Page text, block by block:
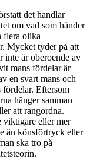
det handlar
om vad som händer
flera olika
Mycket tyder på att
inte är oberoende av
mans fördelar är
en svart mans och
Eftersom
hänger samman
att rangordna.
viktigare eller mer
än könsförtryck eller
ska tro på